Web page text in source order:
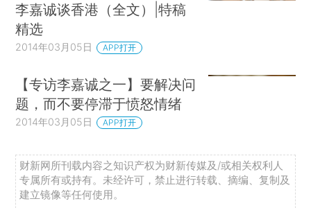
李嘉诚谈香港（全文）|特稿
精选
2014年03月05日 APP打开
【专访李嘉诚之一】要解决问
题，而不要停滞于愤怒情绪
2014年03月05日 APP打开
财新网所刊载内容之知识产权为财新传媒及/或相关权利人
专属所有或持有。未经许可，禁止进行转载、摘编、复制及
建立镜像等任何使用。